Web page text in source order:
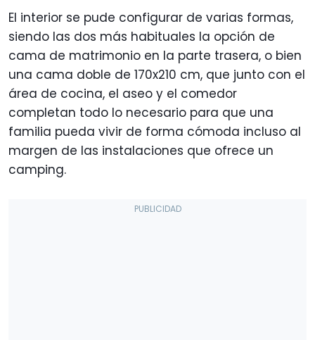
El interior se pude configurar de varias formas,
siendo las dos más habituales la opción de
cama de matrimonio en la parte trasera, o bien
una cama doble de 170x210 cm, que junto con el
área de cocina, el aseo y el comedor
completan todo lo necesario para que una
familia pueda vivir de forma cómoda incluso al
margen de las instalaciones que ofrece un
camping.